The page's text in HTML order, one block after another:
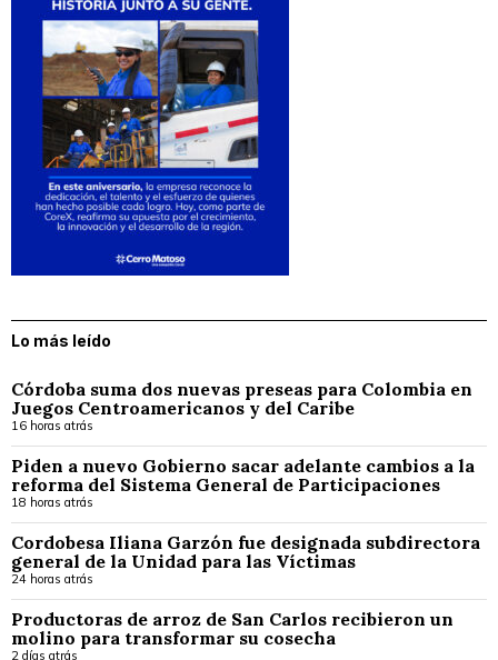
Lo más leído
Córdoba suma dos nuevas preseas para Colombia en
Juegos Centroamericanos y del Caribe
16 horas atrás
Piden a nuevo Gobierno sacar adelante cambios a la
reforma del Sistema General de Participaciones
18 horas atrás
Cordobesa Iliana Garzón fue designada subdirectora
general de la Unidad para las Víctimas
24 horas atrás
Productoras de arroz de San Carlos recibieron un
molino para transformar su cosecha
2 días atrás